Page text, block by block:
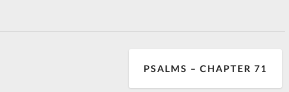
PSALMS – CHAPTER 71